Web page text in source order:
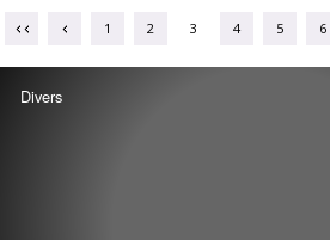
1 2 3 4 5 6
Divers